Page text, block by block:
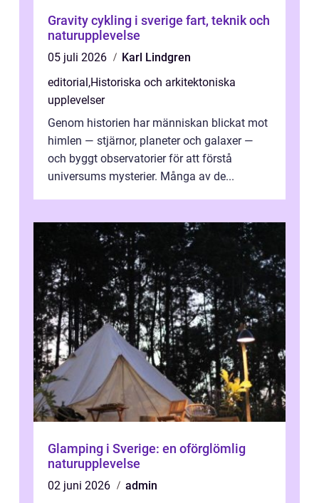
Gravity cykling i sverige fart, teknik och
naturupplevelse
05 juli 2026
Karl Lindgren
editorial ,Historiska och arkitektoniska
upplevelser
Genom historien har människan blickat mot
himlen — stjärnor, planeter och galaxer —
och byggt observatorier för att förstå
universums mysterier. Många av de...
Glamping i Sverige: en oförglömlig
naturupplevelse
02 juni 2026
admin